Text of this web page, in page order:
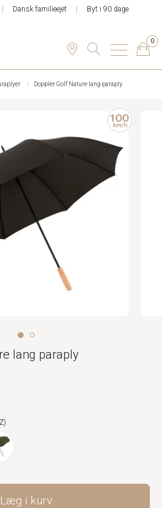
Dansk familieejet Byt i 90 dage
0
Doppler Golf Nature lang paraply
lang paraply
Læg i kurv